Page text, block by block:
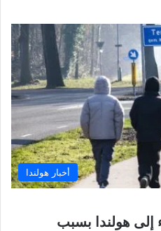
أخبار هولندا
إلى هولندا بسبب